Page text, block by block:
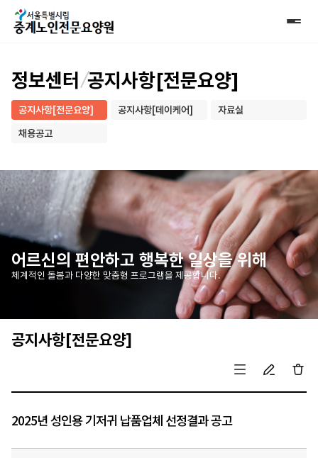
정보센터 공지사항[전문요양]
공지사항[전문요양] 공지사항[데이케어] 자료실
채용공고
어르신의 편안하고 행복한 일상을 위해
체계적인 돌봄과 다양한 맞춤형 프로그램을 제공합니다.
공지사항[전문요양]
2025년 성인용 기저귀 납품업체 선정결과 공고